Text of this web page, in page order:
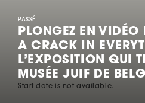
PASSÉ
PLONGEZ EN VIDÉO
A CRACK IN
L’EXPOSITION QUI
MUSÉE JUIF DE
Start date is not available.